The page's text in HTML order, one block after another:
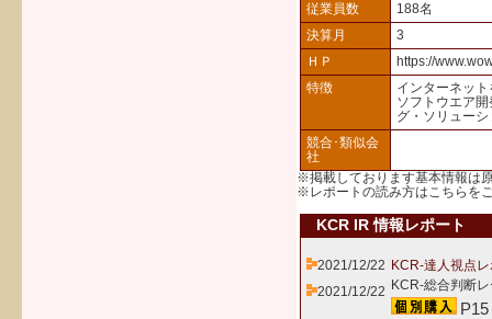
従業員数
188名
決算月
3
ＨＰ
https://
特徴
インターネッ
ソフトウエア
グ・ソリュー
競合･類似会
社
※掲載しております基本情報は
※レポートの読み方はこちら を
KCR IR 情報レポート
2021/12/22 KCR-達人視点
2021/12/22 KCR-総合判断